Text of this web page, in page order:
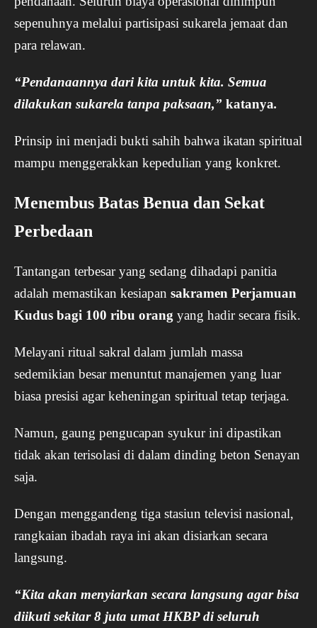
sepenuhnya melalui partisipasi sukarela jemaat dan
para relawan.
“Pendanaannya dari kita untuk kita. Semua
dilakukan sukarela tanpa paksaan,” katanya.
Prinsip ini menjadi bukti sahih bahwa ikatan spiritual
mampu menggerakkan kepedulian yang konkret.
Menembus Batas Benua dan Sekat
Perbedaan
Tantangan terbesar yang sedang dihadapi panitia
adalah memastikan kesiapan sakramen Perjamuan
Kudus bagi 100 ribu orang yang hadir secara fisik.
Melayani ritual sakral dalam jumlah massa
sedemikian besar menuntut manajemen yang luar
biasa presisi agar keheningan spiritual tetap terjaga.
Namun, gaung pengucapan syukur ini dipastikan
tidak akan terisolasi di dalam dinding beton Senayan
saja.
Dengan menggandeng tiga stasiun televisi nasional,
rangkaian ibadah raya ini akan disiarkan secara
langsung.
“Kita akan menyiarkan secara langsung agar bisa
diikuti sekitar 8 juta umat HKBP di seluruh